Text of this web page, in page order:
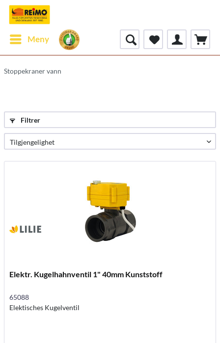
Meny
Stoppekraner vann
Filtrer
Elektr. Kugelhahnventil 1" 40mm Kunststoff
65088
Elektisches Kugelventil